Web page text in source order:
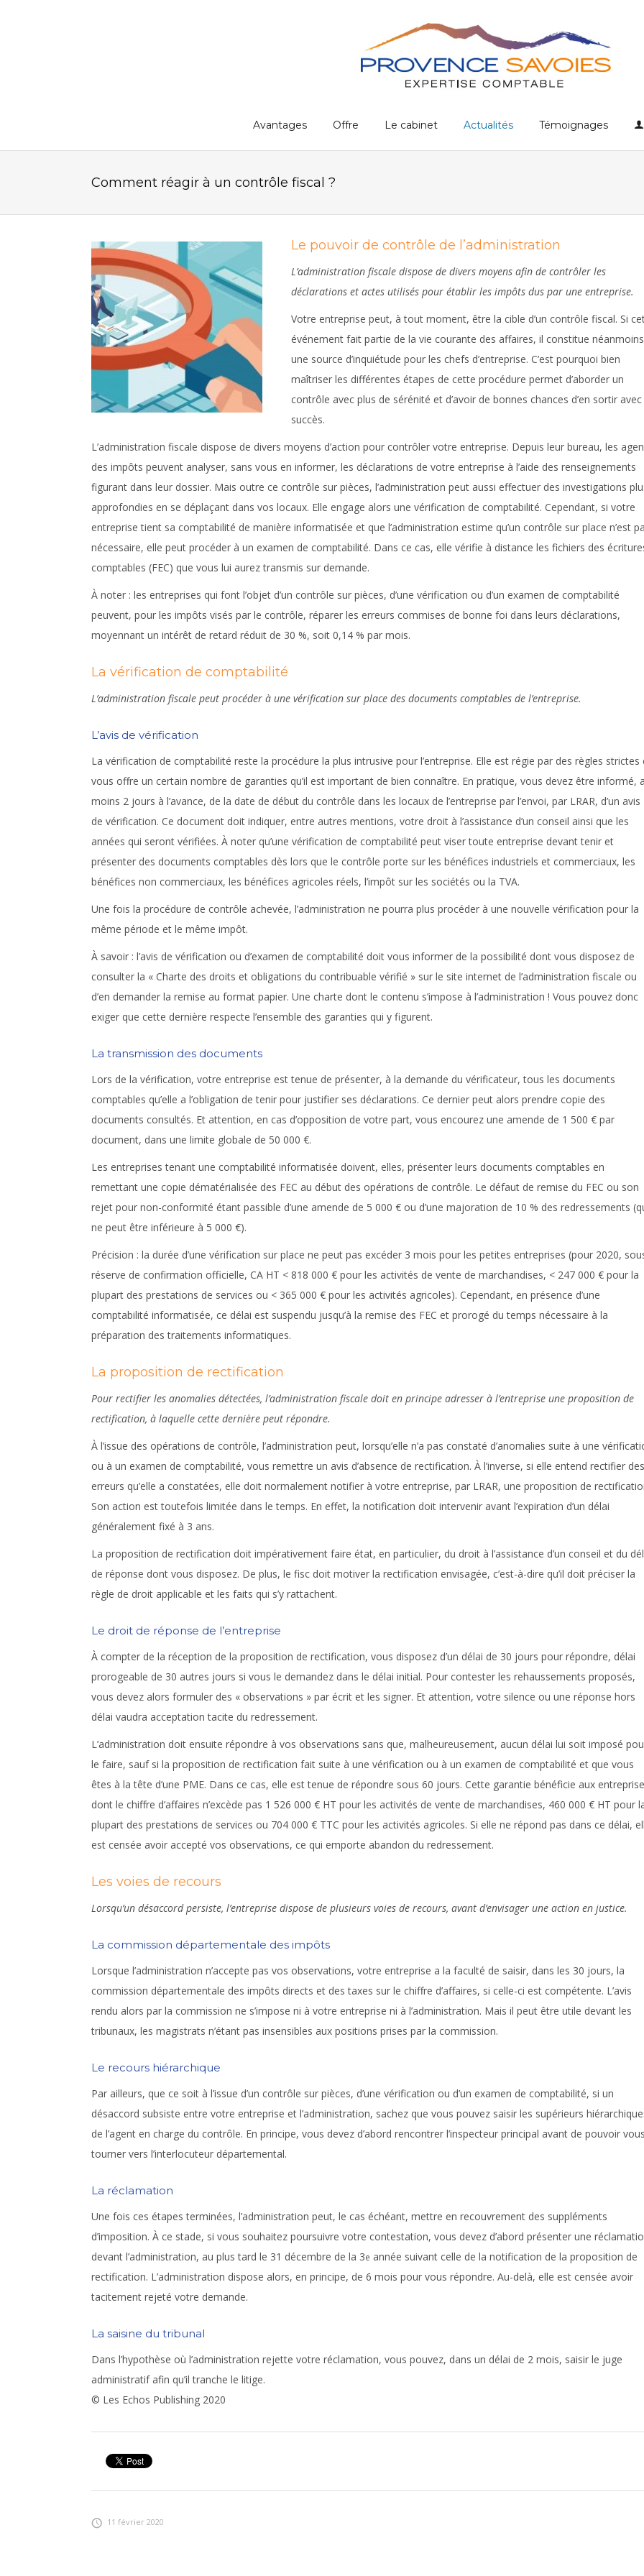
Avantages Offre Le cabinet Actualités Témoignages
Comment réagir à un contrôle fiscal ?
Le pouvoir de contrôle de l’administration
L’administration fiscale dispose de divers moyens afin de contrôler les
déclarations et actes utilisés pour établir les impôts dus par une entreprise.
Votre entreprise peut, à tout moment, être la cible d’un contrôle fiscal. Si
événement fait partie de la vie courante des affaires, il constitue néanmoins
une source d’inquiétude pour les chefs d’entreprise. C’est pourquoi bien
maîtriser les différentes étapes de cette procédure permet d’aborder un
contrôle avec plus de sérénité et d’avoir de bonnes chances d’en sortir avec
succès.
L’administration fiscale dispose de divers moyens d’action pour contrôler votre entreprise. Depuis leur bureau, les
des impôts peuvent analyser, sans vous en informer, les déclarations de votre entreprise à l’aide des renseignements
figurant dans leur dossier. Mais outre ce contrôle sur pièces, l’administration peut aussi effectuer des investigations
approfondies en se déplaçant dans vos locaux. Elle engage alors une vérification de comptabilité. Cependant, si votre
entreprise tient sa comptabilité de manière informatisée et que l’administration estime qu’un contrôle sur place n’est
nécessaire, elle peut procéder à un examen de comptabilité. Dans ce cas, elle vérifie à distance les fichiers des
comptables (FEC) que vous lui aurez transmis sur demande.
À noter : les entreprises qui font l’objet d’un contrôle sur pièces, d’une vérification ou d’un examen de comptabilité
peuvent, pour les impôts visés par le contrôle, réparer les erreurs commises de bonne foi dans leurs déclarations,
moyennant un intérêt de retard réduit de 30 %, soit 0,14 % par mois.
La vérification de comptabilité
L’administration fiscale peut procéder à une vérification sur place des documents comptables de l’entreprise.
L’avis de vérification
La vérification de comptabilité reste la procédure la plus intrusive pour l’entreprise. Elle est régie par des règles strictes
vous offre un certain nombre de garanties qu’il est important de bien connaître. En pratique, vous devez être informé,
moins 2 jours à l’avance, de la date de début du contrôle dans les locaux de l’entreprise par l’envoi, par LRAR, d’un avis
de vérification. Ce document doit indiquer, entre autres mentions, votre droit à l’assistance d’un conseil ainsi que les
années qui seront vérifiées. À noter qu’une vérification de comptabilité peut viser toute entreprise devant tenir et
présenter des documents comptables dès lors que le contrôle porte sur les bénéfices industriels et commerciaux, les
bénéfices non commerciaux, les bénéfices agricoles réels, l’impôt sur les sociétés ou la TVA.
Une fois la procédure de contrôle achevée, l’administration ne pourra plus procéder à une nouvelle vérification pour la
même période et le même impôt.
À savoir : l’avis de vérification ou d’examen de comptabilité doit vous informer de la possibilité dont vous disposez de
consulter la « Charte des droits et obligations du contribuable vérifié » sur le site internet de l’administration fiscale ou
d’en demander la remise au format papier. Une charte dont le contenu s’impose à l’administration ! Vous pouvez donc
exiger que cette dernière respecte l’ensemble des garanties qui y figurent.
La transmission des documents
Lors de la vérification, votre entreprise est tenue de présenter, à la demande du vérificateur, tous les documents
comptables qu’elle a l’obligation de tenir pour justifier ses déclarations. Ce dernier peut alors prendre copie des
documents consultés. Et attention, en cas d’opposition de votre part, vous encourez une amende de 1 500 € par
document, dans une limite globale de 50 000 €.
Les entreprises tenant une comptabilité informatisée doivent, elles, présenter leurs documents comptables en
remettant une copie dématérialisée des FEC au début des opérations de contrôle. Le défaut de remise du FEC ou son
rejet pour non-conformité étant passible d’une amende de 5 000 € ou d’une majoration de 10 % des redressements
ne peut être inférieure à 5 000 €).
Précision : la durée d’une vérification sur place ne peut pas excéder 3 mois pour les petites entreprises (pour 2020,
réserve de confirmation officielle, CA HT < 818 000 € pour les activités de vente de marchandises, < 247 000 € pour la
plupart des prestations de services ou < 365 000 € pour les activités agricoles). Cependant, en présence d’une
comptabilité informatisée, ce délai est suspendu jusqu’à la remise des FEC et prorogé du temps nécessaire à la
préparation des traitements informatiques.
La proposition de rectification
Pour rectifier les anomalies détectées, l’administration fiscale doit en principe adresser à l’entreprise une proposition de
rectification, à laquelle cette dernière peut répondre.
À l’issue des opérations de contrôle, l’administration peut, lorsqu’elle n’a pas constaté d’anomalies suite à une
ou à un examen de comptabilité, vous remettre un avis d’absence de rectification. À l’inverse, si elle entend rectifier des
erreurs qu’elle a constatées, elle doit normalement notifier à votre entreprise, par LRAR, une proposition de
Son action est toutefois limitée dans le temps. En effet, la notification doit intervenir avant l’expiration d’un délai
généralement fixé à 3 ans.
La proposition de rectification doit impérativement faire état, en particulier, du droit à l’assistance d’un conseil et du
de réponse dont vous disposez. De plus, le fisc doit motiver la rectification envisagée, c’est-à-dire qu’il doit préciser la
règle de droit applicable et les faits qui s’y rattachent.
Le droit de réponse de l’entreprise
À compter de la réception de la proposition de rectification, vous disposez d’un délai de 30 jours pour répondre, délai
prorogeable de 30 autres jours si vous le demandez dans le délai initial. Pour contester les rehaussements proposés,
vous devez alors formuler des « observations » par écrit et les signer. Et attention, votre silence ou une réponse hors
délai vaudra acceptation tacite du redressement.
L’administration doit ensuite répondre à vos observations sans que, malheureusement, aucun délai lui soit imposé
le faire, sauf si la proposition de rectification fait suite à une vérification ou à un examen de comptabilité et que vous
êtes à la tête d’une PME. Dans ce cas, elle est tenue de répondre sous 60 jours. Cette garantie bénéficie aux
dont le chiffre d’affaires n’excède pas 1 526 000 € HT pour les activités de vente de marchandises, 460 000 € HT pour
plupart des prestations de services ou 704 000 € TTC pour les activités agricoles. Si elle ne répond pas dans ce délai,
est censée avoir accepté vos observations, ce qui emporte abandon du redressement.
Les voies de recours
Lorsqu’un désaccord persiste, l’entreprise dispose de plusieurs voies de recours, avant d’envisager une action en justice.
La commission départementale des impôts
Lorsque l’administration n’accepte pas vos observations, votre entreprise a la faculté de saisir, dans les 30 jours, la
commission départementale des impôts directs et des taxes sur le chiffre d’affaires, si celle-ci est compétente. L’avis
rendu alors par la commission ne s’impose ni à votre entreprise ni à l’administration. Mais il peut être utile devant les
tribunaux, les magistrats n’étant pas insensibles aux positions prises par la commission.
Le recours hiérarchique
Par ailleurs, que ce soit à l’issue d’un contrôle sur pièces, d’une vérification ou d’un examen de comptabilité, si un
désaccord subsiste entre votre entreprise et l’administration, sachez que vous pouvez saisir les supérieurs
de l’agent en charge du contrôle. En principe, vous devez d’abord rencontrer l’inspecteur principal avant de pouvoir vous
tourner vers l’interlocuteur départemental.
La réclamation
Une fois ces étapes terminées, l’administration peut, le cas échéant, mettre en recouvrement des suppléments
d’imposition. À ce stade, si vous souhaitez poursuivre votre contestation, vous devez d’abord présenter une
devant l’administration, au plus tard le 31 décembre de la 3e année suivant celle de la notification de la proposition de
rectification. L’administration dispose alors, en principe, de 6 mois pour vous répondre. Au-delà, elle est censée avoir
tacitement rejeté votre demande.
La saisine du tribunal
Dans l’hypothèse où l’administration rejette votre réclamation, vous pouvez, dans un délai de 2 mois, saisir le juge
administratif afin qu’il tranche le litige.
© Les Echos Publishing 2020
11 février 2020